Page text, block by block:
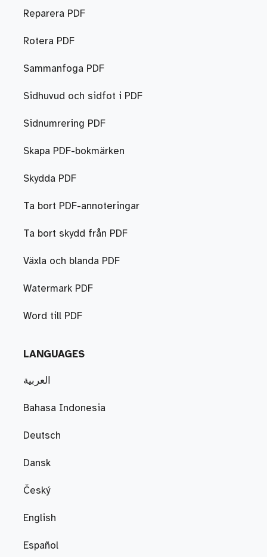
Reparera PDF
Rotera PDF
Sammanfoga PDF
Sidhuvud och sidfot i PDF
Sidnumrering PDF
Skapa PDF-bokmärken
Skydda PDF
Ta bort PDF-annoteringar
Ta bort skydd från PDF
Växla och blanda PDF
Watermark PDF
Word till PDF
LANGUAGES
العربية
Bahasa Indonesia
Deutsch
Dansk
Český
English
Español